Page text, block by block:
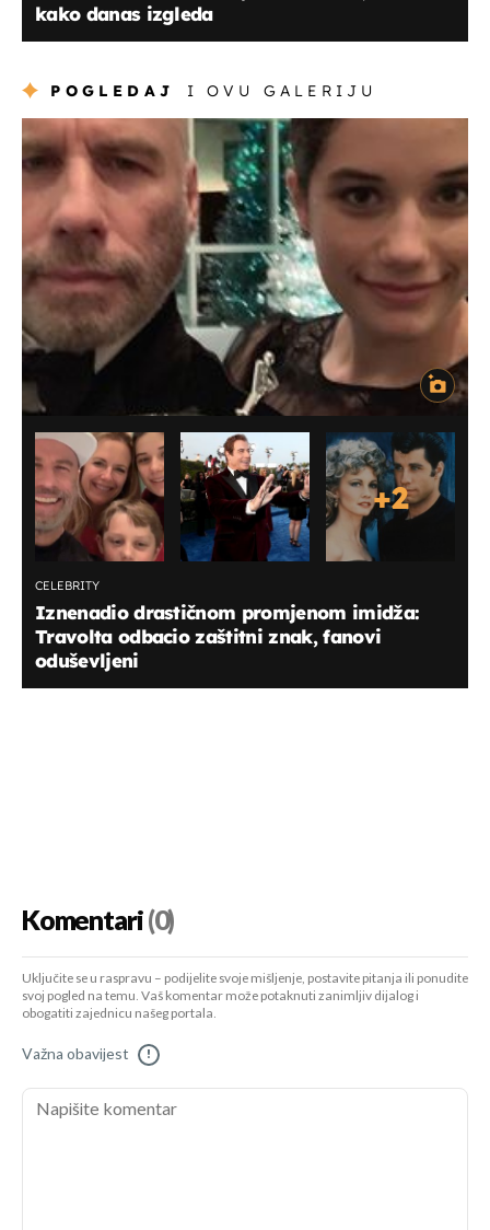
kako danas izgleda
POGLEDAJ I OVU GALERIJU
+2
CELEBRITY
Iznenadio drastičnom promjenom imidža:
Travolta odbacio zaštitni znak, fanovi
oduševljeni
Komentari(0)
Uključite se u raspravu – podijelite svoje mišljenje, postavite pitanja ili ponudite
svoj pogled na temu. Vaš komentar može potaknuti zanimljiv dijalog i
obogatiti zajednicu našeg portala.
Važna obavijest !